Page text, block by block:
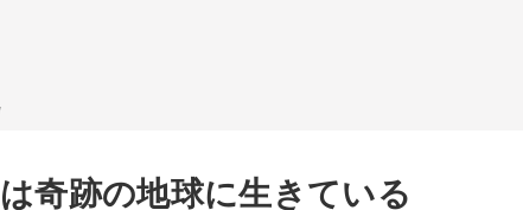
奇跡の地球に生きている